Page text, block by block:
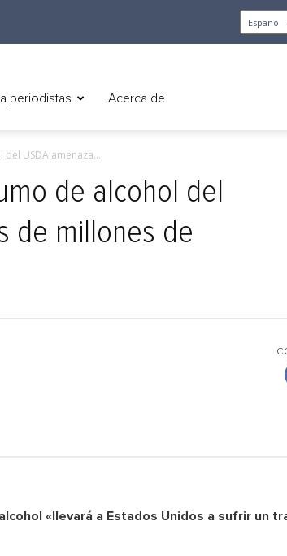
periodistas Acerca de
USDA amenaza...
de alcohol del
de millones de
«llevará a Estados Unidos a sufrir un